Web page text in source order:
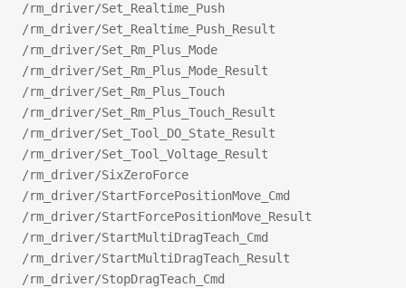
/rm_driver/Set_Realtime_Push
/rm_driver/Set_Realtime_Push_Result
/rm_driver/Set_Rm_Plus_Mode
/rm_driver/Set_Rm_Plus_Mode_Result
/rm_driver/Set_Rm_Plus_Touch
/rm_driver/Set_Rm_Plus_Touch_Result
/rm_driver/Set_Tool_DO_State_Result
/rm_driver/Set_Tool_Voltage_Result
/rm_driver/SixZeroForce
/rm_driver/StartForcePositionMove_Cmd
/rm_driver/StartForcePositionMove_Result
/rm_driver/StartMultiDragTeach_Cmd
/rm_driver/StartMultiDragTeach_Result
/rm_driver/StopDragTeach_Cmd